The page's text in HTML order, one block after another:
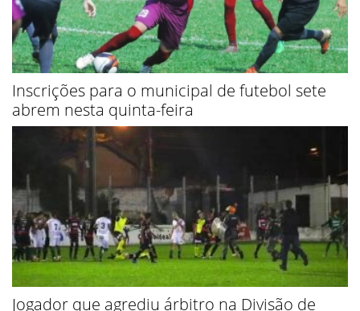
Inscrições para o municipal de futebol sete
abrem nesta quinta-feira
Jogador que agrediu árbitro na Divisão de